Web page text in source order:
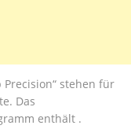
Precision“ stehen für
Das
enthält .